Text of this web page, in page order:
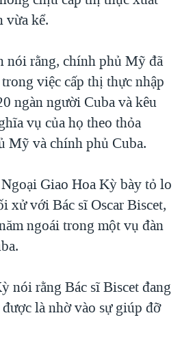
VÀ NAY
Ở VIỆT NAM
KIM TẠI VIỆT NAM
PHỦ VIỆT NAM
SÓNG TRỘM HẢI SÂM
vừa kể.
nói rằng, chính phủ Mỹ đã
việc cấp thị thực nhập
ngàn người Cuba và kêu
vụ của họ theo thỏa
Mỹ và chính phủ Cuba.
Giao Hoa Kỳ bày tỏ lo
xử với Bác sĩ Oscar Biscet,
ngoái trong một vụ đàn
nói rằng Bác sĩ Biscet đang
là nhờ vào sự giúp đỡ